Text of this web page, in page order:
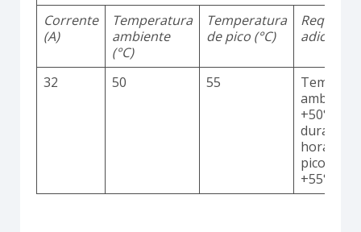
Corrente
(A)
Temperatura
ambiente
(°C)
Temperatura
de pico (°C)
adicionais
32 50 55
ambiente
+50°C
durante
horas
picos até
+55°C